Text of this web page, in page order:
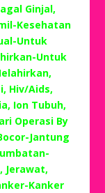
Ginjal,
Kesehatan
Untuk
Untuk
Hiv/Aids,
Ion Tubuh,
Operasi By
Jantung
Jerawat,
Kanker